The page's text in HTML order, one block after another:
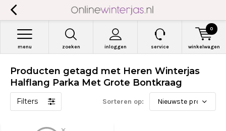
zoeken inloggen
menu service winkelwagen
0
Producten getagd met Heren Winterjas
Halflang Parka Met Grote Bontkraag
Filters Sorteren op: